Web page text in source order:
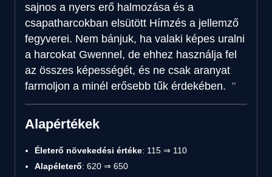
sajnos a nyers erő halmozása és a
csapatharcokban elsütött Hímzés a jellemző
fegyverei. Nem bánjuk, ha valaki képes uralni
a harcokat Gwennel, de ehhez használja fel
az összes képességét, és ne csak aranyat
farmoljon a minél erősebb tűk érdekében.
Alapértékek
Életerő növekedési értéke: 115 ⇒ 110
Alapéleterő: 620 ⇒ 650